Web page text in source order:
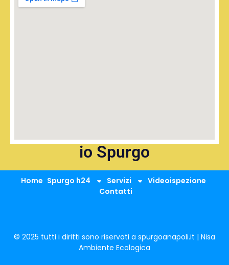
io Spurgo
Home Spurgo h24 Servizi
Videoispezione
Contatti
© 2025 tutti i diritti sono riservati a spurgoanapoli.it | Nisa
Ambiente Ecologica